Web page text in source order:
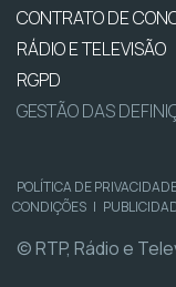
CONTRATO DE
RÁDIO E TELEVISÃO
RGPD
GESTÃO DAS
POLÍTICA DE
CONDIÇÕES |
© RTP, Rádio e